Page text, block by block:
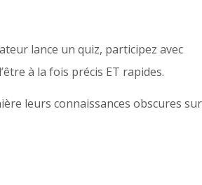
lance un quiz, participez avec
à la fois précis ET rapides.
leurs connaissances obscures sur